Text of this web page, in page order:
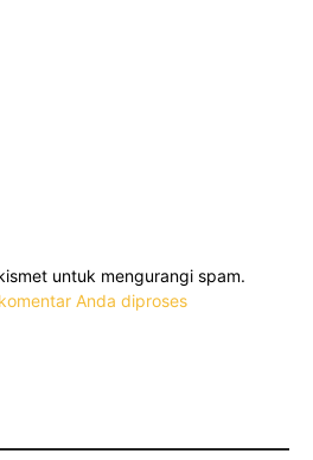
untuk mengurangi spam.
Anda diproses